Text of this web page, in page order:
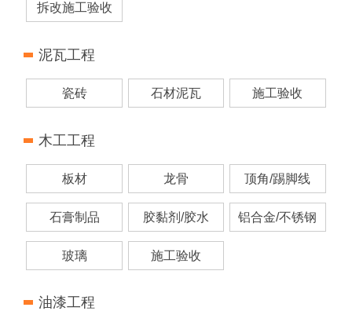
拆改施工验收
泥瓦工程
瓷砖 石材泥瓦 施工验收
木工工程
板材 龙骨 顶角/踢脚线
石膏制品 胶黏剂/胶水 铝合金/不锈钢
玻璃 施工验收
油漆工程